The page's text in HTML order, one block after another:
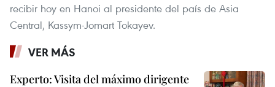
recibir hoy en Hanoi al presidente del país de Asia
Central, Kassym-Jomart Tokayev.
VER MÁS
Experto: Visita del máximo dirigente